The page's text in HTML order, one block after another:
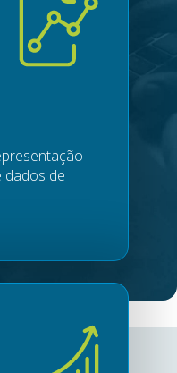
dados de